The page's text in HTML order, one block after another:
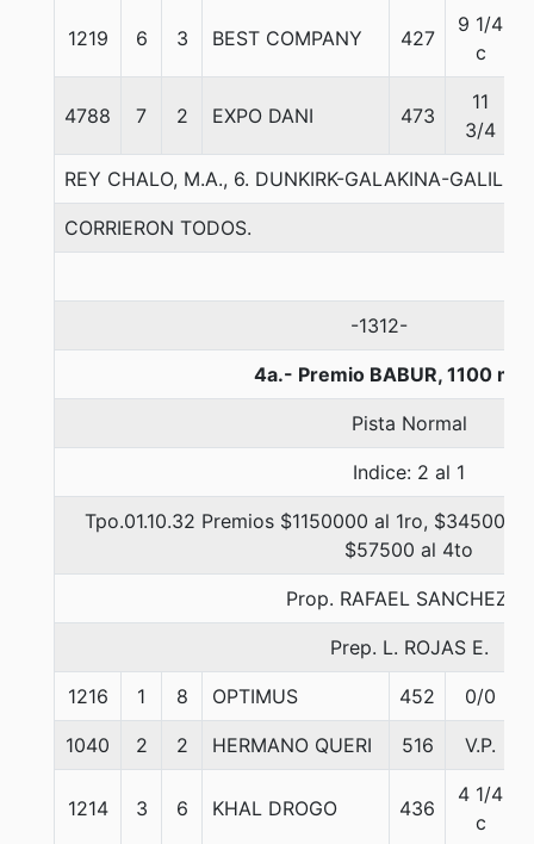
1219 6 3 BEST COMPANY 427
9 1/4
c
4788 7 2 EXPO DANI 473
11
3/4
REY CHALO, M.A., 6. DUNKIRK-GALAKINA-GALILEO
CORRIERON TODOS.
-1312-
4a.- Premio BABUR, 1100
Pista Normal
Indice: 2 al 1
Tpo.01.10.32 Premios $1150000 al 1ro, $345000
$57500 al 4to
Prop. RAFAEL SANCHEZ A.
Prep. L. ROJAS E.
1216 1 8 OPTIMUS 452 0/0
1040 2 2 HERMANO QUERI 516 V.P.
1214 3 6 KHAL DROGO 436
4 1/4
c